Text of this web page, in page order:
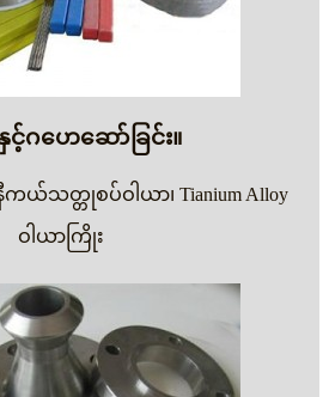
င့်ဂဟေဆော်ခြင်း။
နီကယ်သတ္တုစပ်ဝါယာ၊ Tianium Alloy
ဝါယာကြိုး